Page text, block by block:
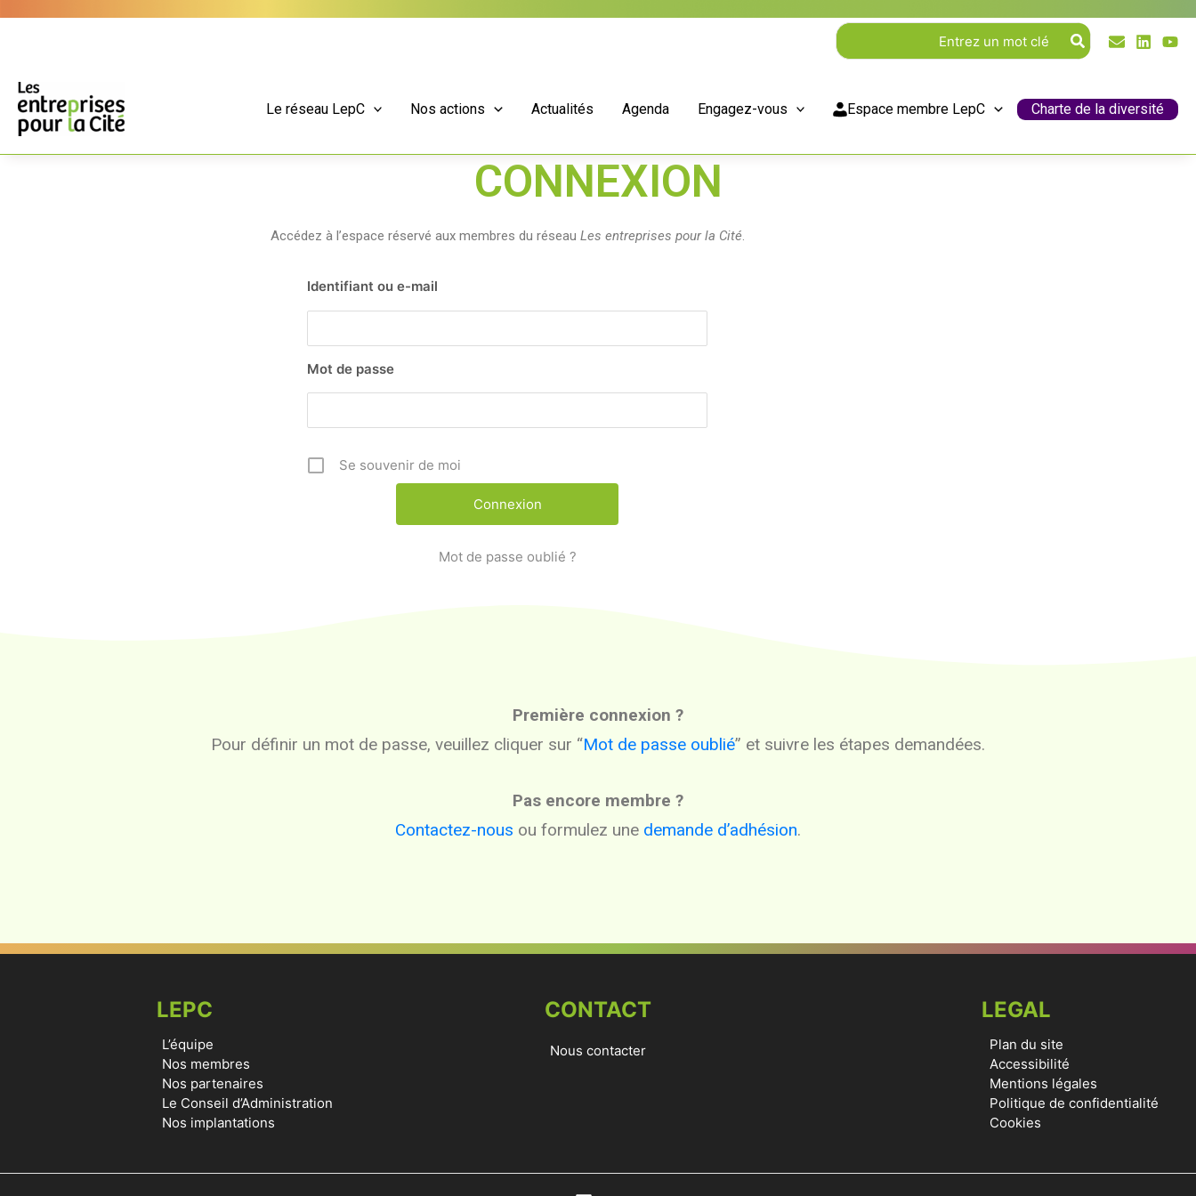
Rechercher:
Le réseau LepC Nos actions Actualités Agenda Engagez-vous Espace membre LepC Charte de la diversité
CONNEXION
Accédez à l’espace réservé aux membres du réseau Les entreprises pour la Cité.
Identifiant ou e-mail
Mot de passe
Se souvenir de moi
Mot de passe oublié ?
Première connexion ?
Pour définir un mot de passe, veuillez cliquer sur “Mot de passe oublié” et suivre les étapes demandées.
Pas encore membre ?
Contactez-nous ou formulez une demande d’adhésion.
LEPC
L’équipe
Nos membres
Nos partenaires
Le Conseil d’Administration
Nos implantations
CONTACT
Nous contacter
LEGAL
Plan du site
Accessibilité
Mentions légales
Politique de confidentialité
Cookies